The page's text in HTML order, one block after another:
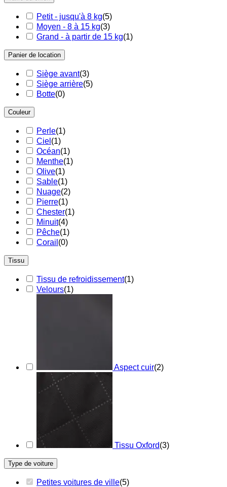
FAQ
Manuels
Risques en l'absence de siège auto
Blog
ACCESSOIRES
FAQ
Manuels
Risques en l'absence de siège auto
Blog
CONTACT
FAQ
Manuels
Risques en l'absence de siège auto
Blog
ACCESSOIRES
FAQ
Manuels
Risques en l'absence de siège auto
Blog
CONTACT
Petit - jusqu'à 8 kg(5)
Moyen - 8 à 15 kg(3)
Grand - à partir de 15 kg(1)
Panier de location
Siège avant(3)
Siège arrière(5)
Botte(0)
Couleur
Perle(1)
Ciel (1)
Océan(1)
Menthe(1)
Olive(1)
Sable(1)
Nuage(2)
Pierre(1)
Chester(1)
Minuit(4)
Pêche(1)
Corail (0)
Tissu
Tissu de refroidissement(1)
Velours(1)
Aspect cuir(2)
Tissu Oxford(3)
Type de voiture
Petites voitures de ville(5)